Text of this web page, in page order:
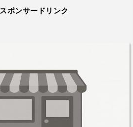
スポンサードリンク